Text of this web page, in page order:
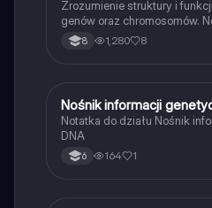
Zrozumienie struktury i
genów oraz chromosomów.
informacje genetyczne są
na pokolenie oraz znaczenie
8 1,280 8
NBiologia
Nośnik informacji
Notatka do działu Nośnik
DNA
6 164 1